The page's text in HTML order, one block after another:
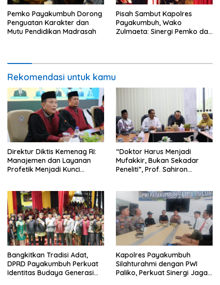
Pemko Payakumbuh Dorong
Penguatan Karakter dan
Mutu Pendidikan Madrasah
Pisah Sambut Kapolres
Payakumbuh, Wako
Zulmaeta: Sinergi Pemko dan
Rekomendasi untuk kamu
Direktur Diktis Kemenag RI:
Manajemen dan Layanan
Profetik Menjadi Kunci
Kampus Bereputasi Global
“Doktor Harus Menjadi
Mufakkir, Bukan Sekadar
Peneliti”, Prof. Sahiron
Bangkitkan Tradisi Adat,
DPRD Payakumbuh Perkuat
Identitas Budaya Generasi
Kapolres Payakumbuh
Silahturahmi dengan PWI
Paliko, Perkuat Sinergi Jaga